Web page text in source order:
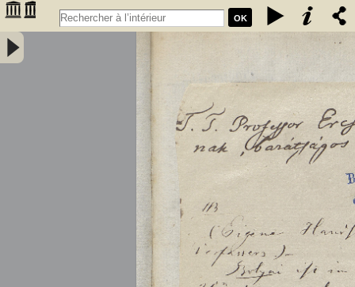
OK
Tentamen juventutem studiosam in elementa matheseos purae,
elementaris ac sublimioris, methodo intuitiva, evidentiaque huic
propria, introducendi. Cum appendice triplici. Auctore Professore
Matheseos et Physices Chemiaeque Publ. Ordinario. Tomus primus